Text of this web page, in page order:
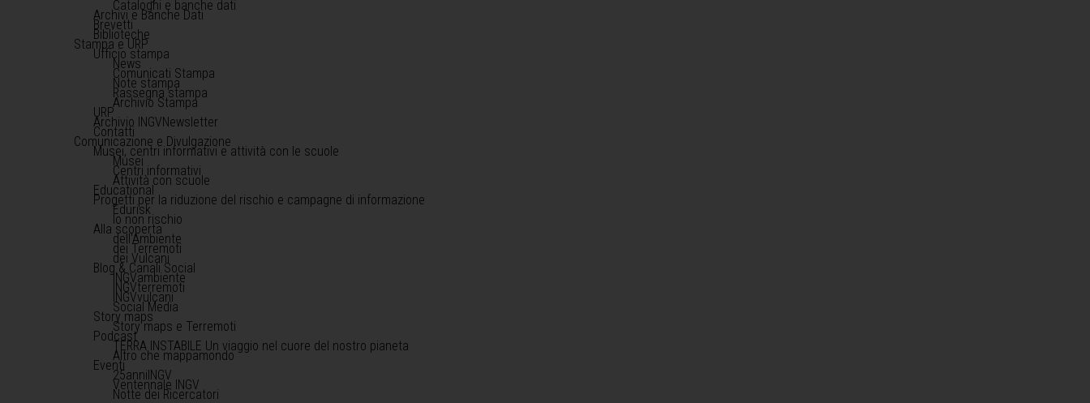
Cataloghi e banche dati
Archivi e Banche Dati
Brevetti
Biblioteche
Stampa e URP
Ufficio stampa
News
Comunicati Stampa
Note stampa
Rassegna stampa
Archivio Stampa
URP
Archivio INGVNewsletter
Contatti
Comunicazione e Divulgazione
Musei, centri informativi e attività con le scuole
Musei
Centri informativi
Attività con scuole
Educational
Progetti per la riduzione del rischio e campagne di informazione
Edurisk
Io non rischio
Alla scoperta
dell'Ambiente
dei Terremoti
dei Vulcani
Blog & Canali Social
INGVambiente
INGVterremoti
INGVvulcani
Social Media
Story maps
Story maps e Terremoti
Podcast
TERRA INSTABILE Un viaggio nel cuore del nostro pianeta
Altro che mappamondo
Eventi
25anniINGV
Ventennale INGV
Notte dei Ricercatori